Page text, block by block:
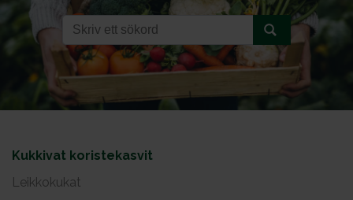
Kukkivat koristekasvit
Leikkokukat